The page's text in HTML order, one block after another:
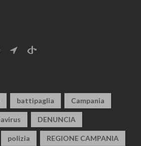
battipaglia Campania
DENUNCIA
polizia REGIONE CAMPANIA